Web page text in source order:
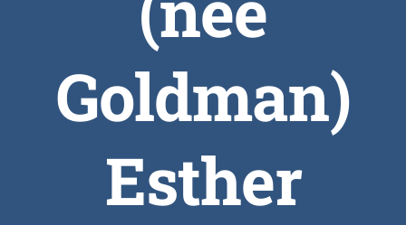
Goldman)
Esther